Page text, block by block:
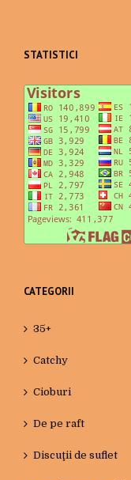
STATISTICI
CATEGORII
35+
Catchy
Cioburi
De pe raft
Discuţii de suflet